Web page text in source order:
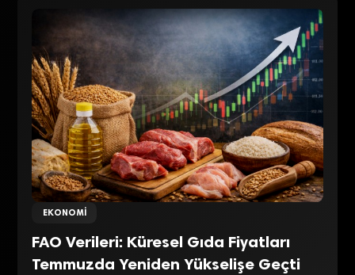
EKONOMI
FAO Verileri: Küresel Gıda Fiyatları
Temmuzda Yeniden Yükselişe Geçti